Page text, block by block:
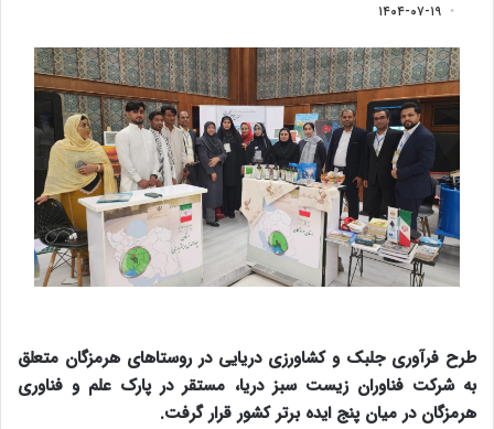
۱۴۰۴-۰۷-۱۹
طرح فرآوری جلبک و کشاورزی دریایی در روستاهای هرمزگان متعلق
به شرکت فناوران زیست سبز دریا، مستقر در پارک علم و فناوری
هرمزگان در میان پنج ایده برتر کشور قرار گرفت.